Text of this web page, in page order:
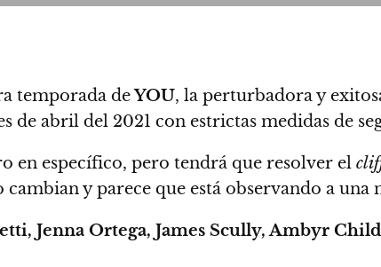
temporada deYOU, la perturbadora y
de abril del 2021 con estrictas medidas de
en específico, pero tendrá que resolver el
y parece que está observando a una
Jenna Ortega, James Scully, Ambyr